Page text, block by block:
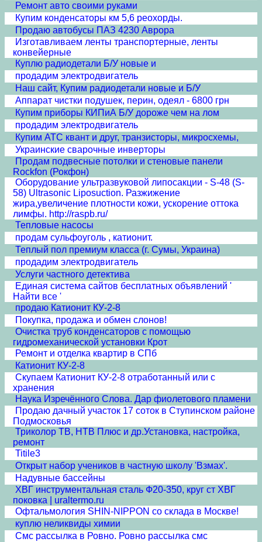
Ремонт авто своими руками
Купим конденсаторы км 5,6 реохорды.
Продаю автобусы ПАЗ 4230 Аврора
Изготавливаем ленты транспортерные, ленты
конвейерные
Куплю радиодетали Б/У новые и
продадим электродвигатель
Наш сайт, Купим радиодетали новые и Б/У
Аппарат чистки подушек, перин, одеял - 6800 грн
Купим приборы КИПиА Б/У дороже чем на лом
продадим электродвигатель
Купим АТС квант и друг, транзисторы, микросхемы,
Украинские сварочные инверторы
Продам подвесные потолки и стеновые панели
Rockfon (Рокфон)
Оборудование ультразвуковой липосакции - S-48 (S-
58) Ultrasonic Liposuction. Разжижение
жира,увеличение плотности кожи, ускорение оттока
лимфы. http://raspb.ru/
Тепловые насосы
продам сульфоуголь , катионит.
Теплый пол премиум класса (г. Сумы, Украина)
продадим электродвигатель
Услуги частного детектива
Единая система сайтов бесплатных объявлений '
Найти все '
продаю Катионит КУ-2-8
Покупка, продажа и обмен слонов!
Очистка труб конденсаторов с помощью
гидромеханической установки Крот
Ремонт и отделка квартир в СПб
Катионит КУ-2-8
Скупаем Катионит КУ-2-8 отработанный или с
хранения
Наука Изречённого Слова. Дар фиолетового пламени
Продаю дачный участок 17 соток в Ступинском районе
Подмосковья
Триколор ТВ, НТВ Плюс и др.Установка, настройка,
ремонт
Titile3
Открыт набор учеников в частную школу 'Взмах'.
Надувные бассейны
ХВГ инструментальная сталь Ф20-350, круг ст ХВГ
поковка | uraltermo.ru
Офтальмология SHIN-NIPPON со склада в Москве!
куплю неликвиды химии
Смс рассылка в Ровно. Ровно рассылка смс